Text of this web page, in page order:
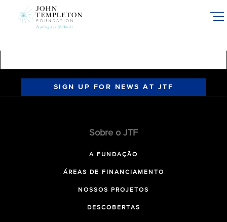
SIGN UP FOR NEWS AT JTF
Sobre o JTF
A FUNDAÇÃO
ÁREAS DE FINANCIAMENTO
NOSSOS PROJETOS
DESCOBERTAS